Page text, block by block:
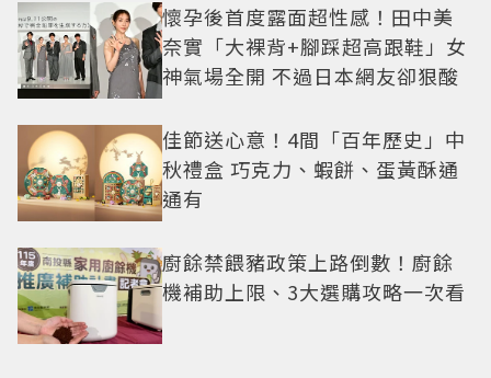
懷孕後首度露面超性感！田中美
奈實「大裸背+腳踩超高跟鞋」女
神氣場全開 不過日本網友卻狠酸
佳節送心意！4間「百年歷史」中
秋禮盒 巧克力、蝦餅、蛋黃酥通
通有
廚餘禁餵豬政策上路倒數！廚餘
機補助上限、3大選購攻略一次看